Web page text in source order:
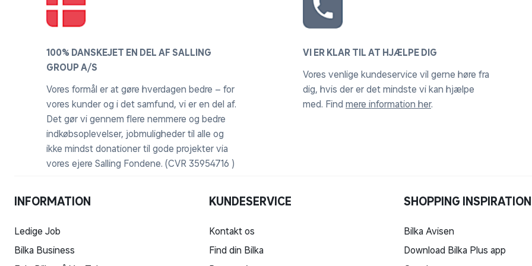
100% DANSKEJET EN DEL AF SALLING
GROUP A/S
Vores formål er at gøre hverdagen bedre – for
vores kunder og i det samfund, vi er en del af.
Det gør vi gennem flere nemmere og bedre
indkøbsoplevelser, jobmuligheder til alle og
ikke mindst donationer til gode projekter via
vores ejere Salling Fondene. (CVR 35954716 )
VI ER KLAR TIL AT HJÆLPE DIG
Vores venlige kundeservice vil gerne høre fra
dig, hvis der er det mindste vi kan hjælpe
med. Find mere information her.
INFORMATION
Ledige Job
Bilka Business
KUNDESERVICE
Kontakt os
Find din Bilka
SHOPPING INSPIRATION
Bilka Avisen
Download Bilka Plus app